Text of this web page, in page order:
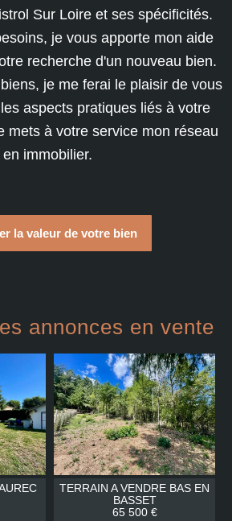
Sur Loire et ses spécificités.
je vous apporte mon aide
recherche d'un nouveau bien.
je me ferai le plaisir de vous
aspects pratiques liés à votre
mets à votre service mon réseau
immobilier.
la valeur de votre bien
annonces en vente
TERRAIN A VENDRE BAS EN
BASSET
65 500 €